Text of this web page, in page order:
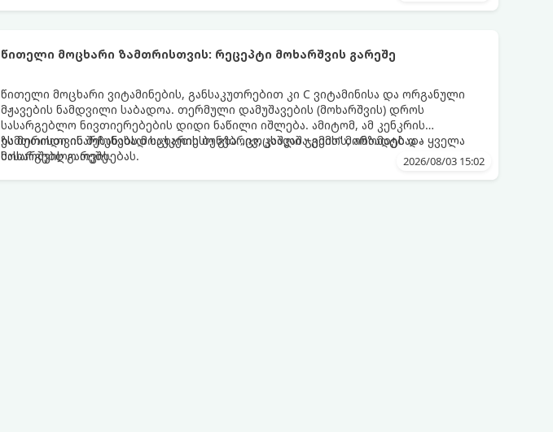
წითელი მოცხარი ზამთრისთვის: რეცეპტი მოხარშვის გარეშე
წითელი მოცხარი ვიტამინების, განსაკუთრებით კი C ვიტამინისა და ორგანული
მჟავების ნამდვილი საბადოა. თერმული დამუშავების (მოხარშვის) დროს
სასარგებლო ნივთიერებების დიდი ნაწილი იშლება. ამიტომ, ამ კენკრის
ზამთრისთვის შესანახად საუკეთესო გზა „ცოცხალი ჯემის“ მომზადებაა -
მოხარშვის გარეშე.
ეს მეთოდი ინარჩუნებს მოცხარის ბუნებრივ, კაშკაშა გემოს, არომატს და ყველა
სასარგებლო თვისებას.
2026/08/03 15:02